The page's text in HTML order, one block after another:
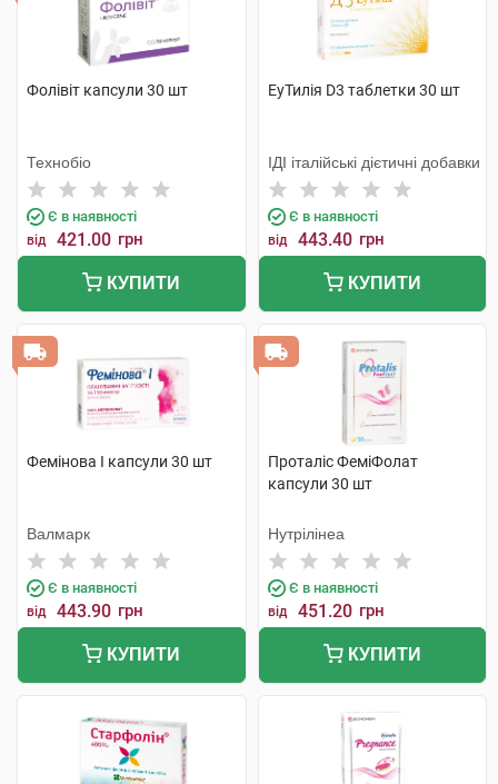
Фолівіт капсули 30 шт
Технобіо
Є в наявності
від 421.00 грн
КУПИТИ
ЕуТилія D3 таблетки 30 шт
ІДІ італійські дієтичні добавки
Є в наявності
від 443.40 грн
КУПИТИ
Фемінова І капсули 30 шт
Валмарк
Є в наявності
від 443.90 грн
КУПИТИ
Проталіс ФеміФолат
капсули 30 шт
Нутрілінеа
Є в наявності
від 451.20 грн
КУПИТИ